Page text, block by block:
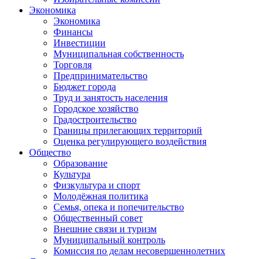
Экономика
Экономика
Финансы
Инвестиции
Муниципальная собственность
Торговля
Предпринимательство
Бюджет города
Труд и занятость населения
Городское хозяйство
Градостроительство
Границы прилегающих территорий
Оценка регулирующего воздействия
Общество
Образование
Культура
Физкультура и спорт
Молодёжная политика
Семья, опека и попечительство
Общественный совет
Внешние связи и туризм
Муниципальный контроль
Комиссия по делам несовершеннолетних